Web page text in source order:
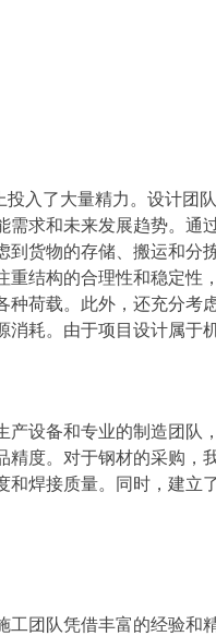
入了大量精力。设计团
求和未来发展趋势。通
货物的存储、搬运和分
结构的合理性和稳定性
荷载。此外，还充分考
耗。由于项目设计属于
设备和专业的制造团
度。对于钢材的采购
焊接质量。同时，建
团队凭借丰富的经验和